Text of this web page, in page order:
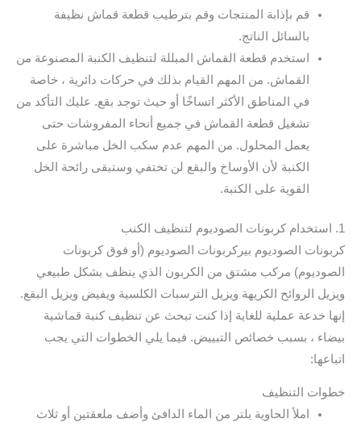
قم بإذابة المنتجات وقم بترطيب قطعة قماش نظيفة
بالسائل الناتج.
استخدم قطعة القماش المبللة لتنظيف الكنبة المصنوعة من
القماش. من المهم القيام بذلك في حركات دائرية ، خاصة
في المناطق الأكثر اتساخًا أو حيث توجد بقع. عليك التأكد من
تشغيل قطعة القماش في جميع أنحاء المفروشات حتى
يعمل المحلول. من المهم عدم سكب الخل مباشرة على
الكنبة لأن الأوساخ والبقع لن تختفي وستبقى رائحة الخل
القوية على الكنبة.
1. استخدام كربونات الصوديوم لتنظيف الكنب
كربونات الصوديوم بيركربونات الصوديوم (أو فوق كربونات
الصوديوم) مركب مشتق من الكربون الذي ينظف بشكل طبيعي
ويزيل الروائح الكريهة ويزيل الترسبات الكلسية ويفيض ويزيل البقع.
إنها خدعة عملية للغاية إذا كنت تبحث عن تنظيف كنبة قماشية
بيضاء ، بسبب خصائص التبييض. فيما يلي الخطوات التي يجب
اتباعها:
خطوات التنظيف
املأ الحاوية بلتر من الماء الدافئ وأضف ملعقتين أو ثلاث